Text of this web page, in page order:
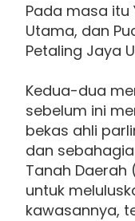
Pada masa itu
Utama, dan
Petaling Jaya
Kedua-dua
sebelum ini
bekas ahli
dan
Tanah Daerah
untuk
kawasannya,